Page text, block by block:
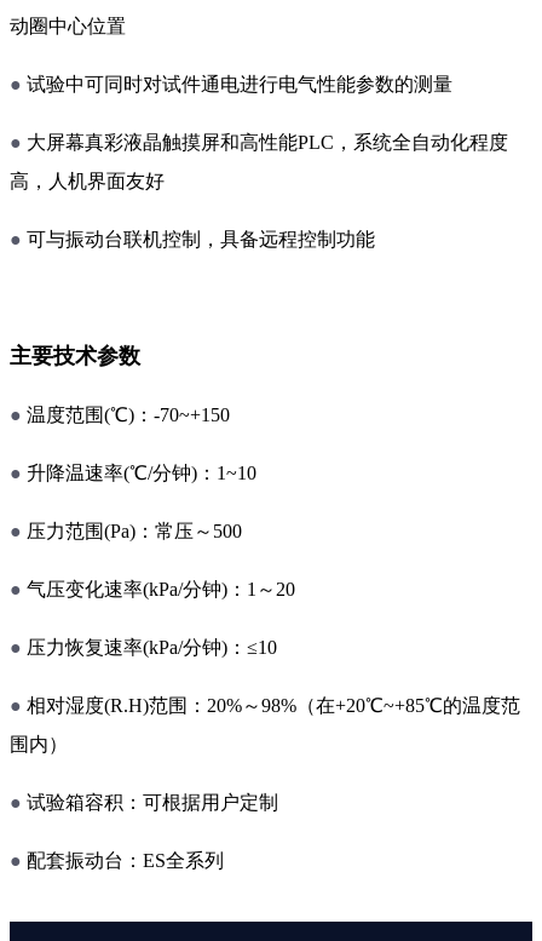
动圈中心位置
● 试验中可同时对试件通电进行电气性能参数的测量
● 大屏幕真彩液晶触摸屏和高性能PLC，系统全自动化程度
高，人机界面友好
● 可与振动台联机控制，具备远程控制功能
主要技术参数
● 温度范围(℃)：-70~+150
● 升降温速率(℃/分钟)：1~10
● 压力范围(Pa)：常压～500
● 气压变化速率(kPa/分钟)：1～20
● 压力恢复速率(kPa/分钟)：≤10
● 相对湿度(R.H)范围：20%～98%（在+20℃~+85℃的温度范
围内）
● 试验箱容积：可根据用户定制
● 配套振动台：ES全系列